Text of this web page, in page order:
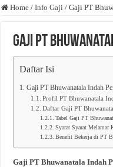
Home / Info Gaji / Gaji PT
Gaji PT
Daftar Isi
Gaji PT Bhuwanatala Indah
Profil PT Bhuwanatala
Daftar Gaji PT
Tabel Gaji PT
Syarat Syarat Melamar
Benefit Bekerja di PT
Gaji PT Bhuwanatala Indah